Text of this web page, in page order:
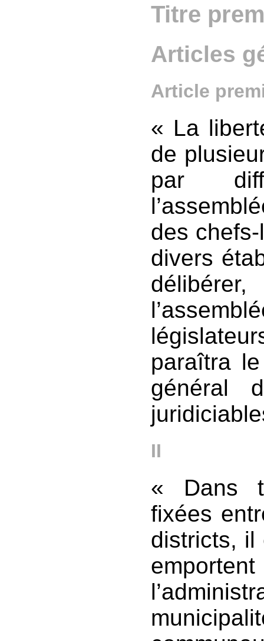
Titre
Articles
Article
« La
de
par
des
divers
paraîtra
général
II
« Dans
fixées
districts, il